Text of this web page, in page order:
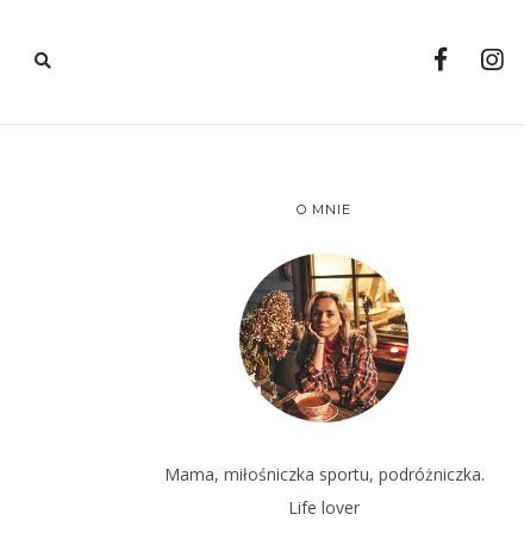
O MNIE
Mama, miłośniczka sportu, podróżniczka.
Life lover